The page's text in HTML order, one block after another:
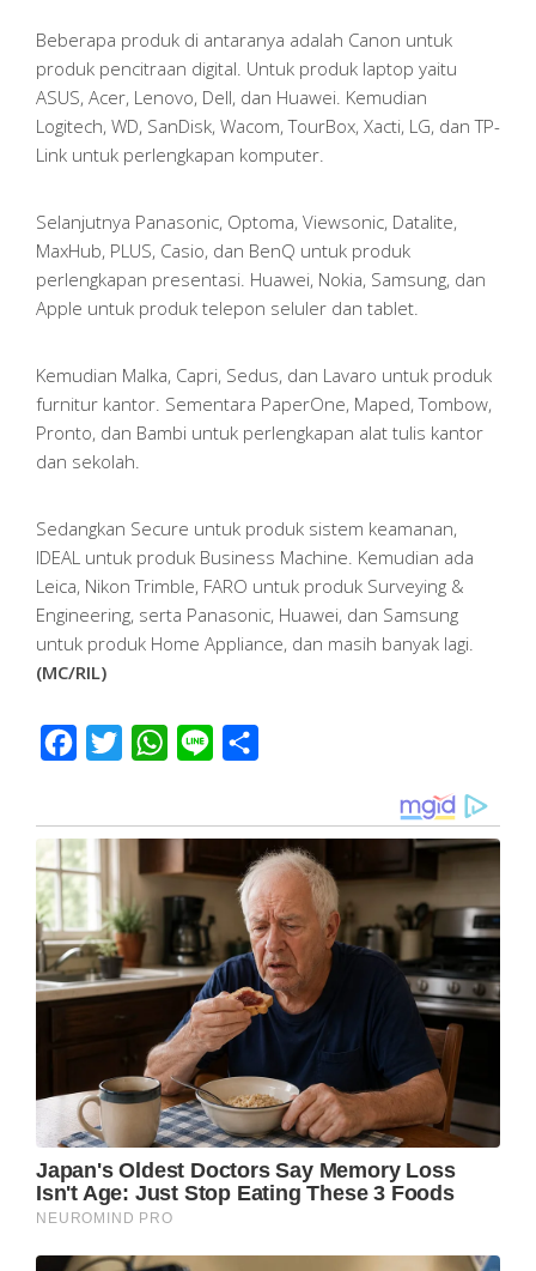
Beberapa produk di antaranya adalah Canon untuk
produk pencitraan digital. Untuk produk laptop yaitu
ASUS, Acer, Lenovo, Dell, dan Huawei. Kemudian
Logitech, WD, SanDisk, Wacom, TourBox, Xacti, LG, dan TP-
Link untuk perlengkapan komputer.
Selanjutnya Panasonic, Optoma, Viewsonic, Datalite,
MaxHub, PLUS, Casio, dan BenQ untuk produk
perlengkapan presentasi. Huawei, Nokia, Samsung, dan
Apple untuk produk telepon seluler dan tablet.
Kemudian Malka, Capri, Sedus, dan Lavaro untuk produk
furnitur kantor. Sementara PaperOne, Maped, Tombow,
Pronto, dan Bambi untuk perlengkapan alat tulis kantor
dan sekolah.
Sedangkan Secure untuk produk sistem keamanan,
IDEAL untuk produk Business Machine. Kemudian ada
Leica, Nikon Trimble, FARO untuk produk Surveying &
Engineering, serta Panasonic, Huawei, dan Samsung
untuk produk Home Appliance, dan masih banyak lagi.
(MC/RIL)
Facebook
Twitter WhatsApp
Line